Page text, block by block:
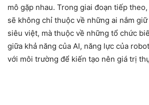
mô gặp nhau. Trong giai đoạn tiếp
sẽ không chỉ thuộc về những ai nắm
siêu việt, mà thuộc về những tổ chức
giữa khả năng của AI, năng lực của
với môi trường để kiến tạo nên giá trị